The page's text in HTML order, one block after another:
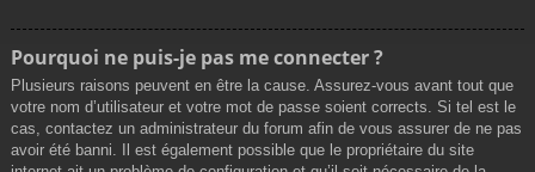
Pourquoi ne puis-je pas me connecter ?
Plusieurs raisons peuvent en être la cause. Assurez-vous avant tout que
votre nom d’utilisateur et votre mot de passe soient corrects. Si tel est le
cas, contactez un administrateur du forum afin de vous assurer de ne pas
avoir été banni. Il est également possible que le propriétaire du site